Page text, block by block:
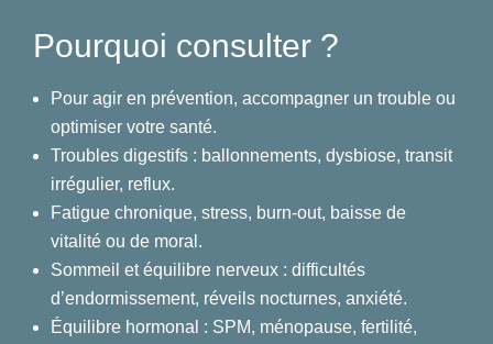
Pourquoi consulter ?
Pour agir en prévention, accompagner un trouble ou
optimiser votre santé.
Troubles digestifs : ballonnements, dysbiose, transit
irrégulier, reflux.
Fatigue chronique, stress, burn-out, baisse de
vitalité ou de moral.
Sommeil et équilibre nerveux : difficultés
d’endormissement, réveils nocturnes, anxiété.
Équilibre hormonal : SPM, ménopause, fertilité,